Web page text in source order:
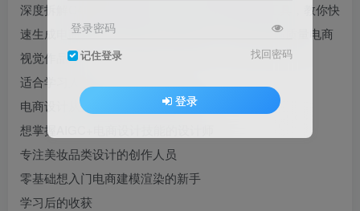
深度拆解C4D建模全流程，结合OC渲染与即梦工具，教你快
速生成电商场景，赋能设计效率提升，助力打造高质量电商
视觉作品。
适合学习人群
电商设计从业者寻求效率升级者
想掌握AIGC+电商设计技能的设计师
专注美妆品类设计的创作人员
零基础想入门电商建模渲染的新手
学习后的收获
登录密码
记住登录 找回密码
登录